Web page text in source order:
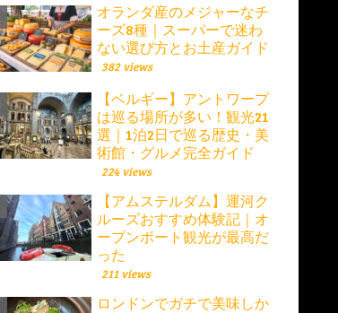
オランダ産のメジャーなチ
ーズ8種｜スーパーで迷わ
ない選び方とお土産ガイド
382 views
【ベルギー】アントワープ
は巡る場所が多い！観光21
選｜1泊2日で巡る歴史・美
術館・グルメ完全ガイド
224 views
【アムステルダム】運河ク
ルーズおすすめ体験記｜オ
ープンボート観光が最高だ
った
211 views
ロンドンでガチで美味しか